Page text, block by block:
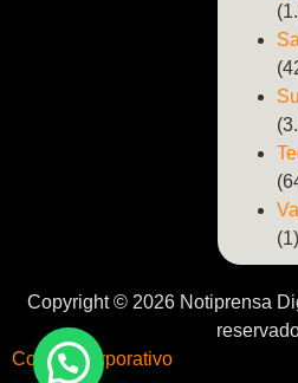
(1)
Copyright © 2026 Notiprensa
Correo Corporativo